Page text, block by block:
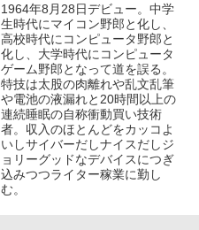
1964年8月28日デビュー。中学
生時代にマイコン野郎と化し、
高校時代にコンピュータ野郎と
化し、大学時代にコンピュータ
ゲーム野郎となって道を誤る。
特技は太股の肉離れや乱文乱筆
や電池の液漏れと20時間以上の
連続睡眠の自称衝動買い技術
者。収入のほとんどをカッコよ
いしサイバーだしナイスだしジ
ョリーグッドなデバイスにつぎ
込みつつライター稼業に勤し
む。